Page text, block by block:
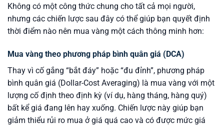
Không có một công thức chung cho tất cả mọi người,
nhưng các chiến lược sau đây có thể giúp bạn quyết định
thời điểm nào nên mua vàng một cách thông minh hơn:
Mua vàng theo phương pháp bình quân giá (DCA)
Thay vì cố gắng “bắt đáy” hoặc “đu đỉnh”, phương pháp
bình quân giá (Dollar-Cost Averaging) là mua vàng với một
lượng cố định theo định kỳ (ví dụ, hàng tháng, hàng quý)
bất kể giá đang lên hay xuống. Chiến lược này giúp bạn
giảm thiểu rủi ro mua ở giá quá cao và có được mức giá